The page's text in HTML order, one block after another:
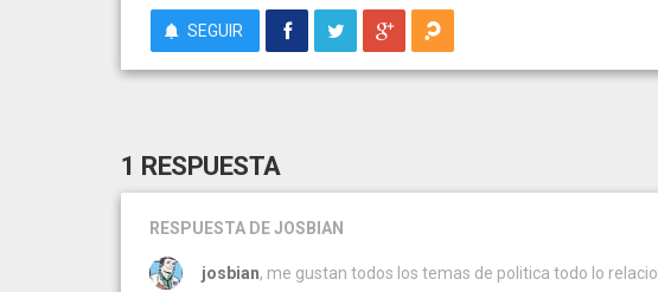
SEGUIR
1 RESPUESTA
RESPUESTA DE JOSBIAN
josbian, me gustan todos los temas de politica todo lo